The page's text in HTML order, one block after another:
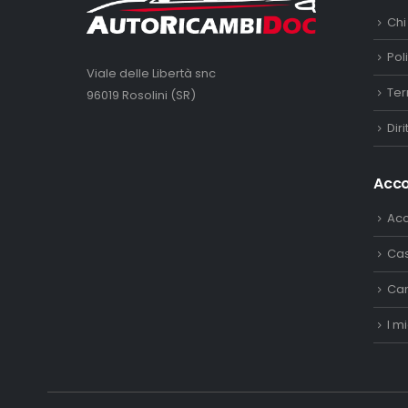
Viale delle Libertà snc
96019 Rosolini (SR)
I